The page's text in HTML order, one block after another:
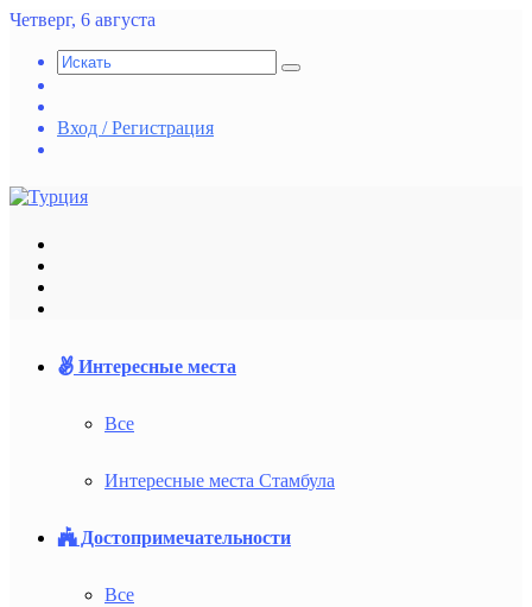
Четверг, 6 августа
Искать
статья
Вход / Регистрация
Интересные места
Все
Интересные места Стамбула
Достопримечательности
Все